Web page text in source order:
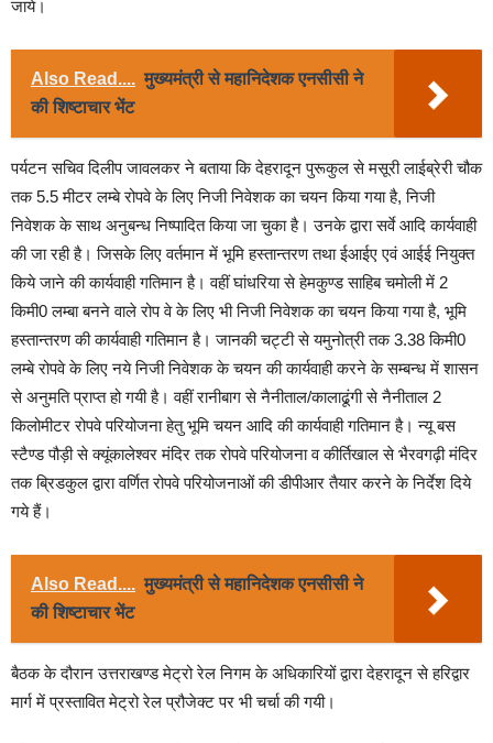
जाये।
Also Read.... मुख्यमंत्री से महानिदेशक एनसीसी ने
की शिष्टाचार भेंट
पर्यटन सचिव दिलीप जावलकर ने बताया कि देहरादून पुरूकुल से मसूरी लाईब्रेरी चौक
तक 5.5 मीटर लम्बे रोपवे के लिए निजी निवेशक का चयन किया गया है, निजी
निवेशक के साथ अनुबन्ध निष्पादित किया जा चुका है। उनके द्वारा सर्वे आदि कार्यवाही
की जा रही है। जिसके लिए वर्तमान में भूमि हस्तान्तरण तथा ईआईए एवं आईई नियुक्त
किये जाने की कार्यवाही गतिमान है। वहीं घांधरिया से हेमकुण्ड साहिब चमोली में 2
किमी0 लम्बा बनने वाले रोप वे के लिए भी निजी निवेशक का चयन किया गया है, भूमि
हस्तान्तरण की कार्यवाही गतिमान है। जानकी चट्टी से यमुनोत्री तक 3.38 किमी0
लम्बे रोपवे के लिए नये निजी निवेशक के चयन की कार्यवाही करने के सम्बन्ध में शासन
से अनुमति प्राप्त हो गयी है। वहीं रानीबाग से नैनीताल/कालाढूंगी से नैनीताल 2
किलोमीटर रोपवे परियोजना हेतु भूमि चयन आदि की कार्यवाही गतिमान है। न्यू बस
स्टैण्ड पौड़ी से क्यूंकालेश्वर मंदिर तक रोपवे परियोजना व कीर्तिखाल से भैरवगढ़ी मंदिर
तक ब्रिडकुल द्वारा वर्णित रोपवे परियोजनाओं की डीपीआर तैयार करने के निर्देश दिये
गये हैं।
Also Read.... मुख्यमंत्री से महानिदेशक एनसीसी ने
की शिष्टाचार भेंट
बैठक के दौरान उत्तराखण्ड मेट्रो रेल निगम के अधिकारियों द्वारा देहरादून से हरिद्वार
मार्ग में प्रस्तावित मेट्रो रेल प्रौजेक्ट पर भी चर्चा की गयी।